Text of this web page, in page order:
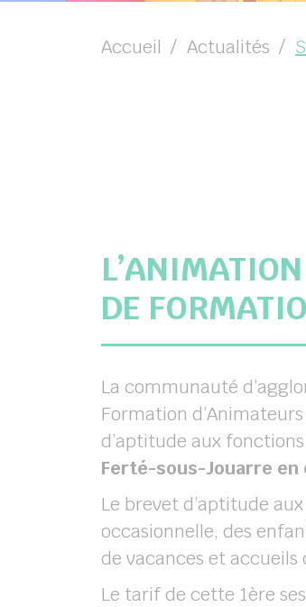
Accueil Actualités
DE
La communauté
Formation
d’aptitude aux
Ferté-sous-Jouarre
Le brevet d’aptitude
occasionnelle, des
de vacances et accueils
Le tarif de cette 1ère